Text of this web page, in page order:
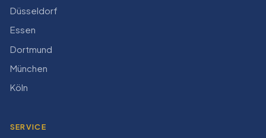
Düsseldorf
Essen
Dortmund
München
Köln
SERVICE